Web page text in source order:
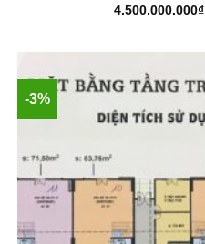
4.500.000.000₫
-3%